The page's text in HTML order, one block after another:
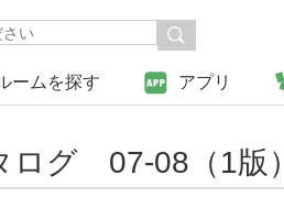
ームを探す アプリ
グ 07-08（1版）